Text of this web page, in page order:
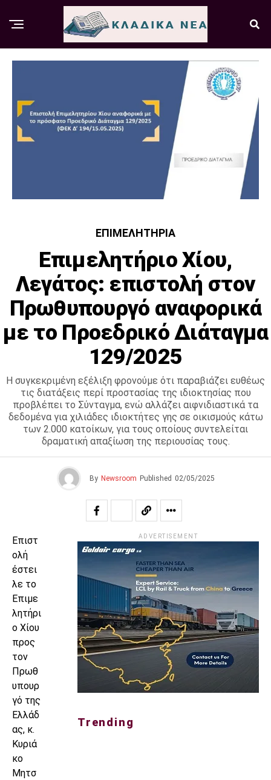
ΕΠΙΜΕΛΗΤΉΡΙΑ
Επιμελητήριο Χίου,
Λεγάτος: επιστολή στον
Πρωθυπουργό αναφορικά
με το Προεδρικό Διάταγμα
129/2025
Η συγκεκριμένη εξέλιξη φρονούμε ότι παραβιάζει ευθέως
τις διατάξεις περί προστασίας της ιδιοκτησίας που
προβλέπει το Σύνταγμα, ενώ αλλάζει αιφνιδιαστικά τα
δεδομένα για χιλιάδες ιδιοκτήτες γης σε οικισμούς κάτω
των 2.000 κατοίκων, για τους οποίους συντελείται
δραματική απαξίωση της περιουσίας τους.
By Newsroom Published 02/05/2025
Επιστ
ολή
έστει
λε το
Επιμε
λητήρι
ο Χίου
προς
τον
Πρωθ
υπουρ
γό της
Ελλάδ
ας, κ.
Κυριά
κο
Μητσ
ADVERTISEMENT
Trending